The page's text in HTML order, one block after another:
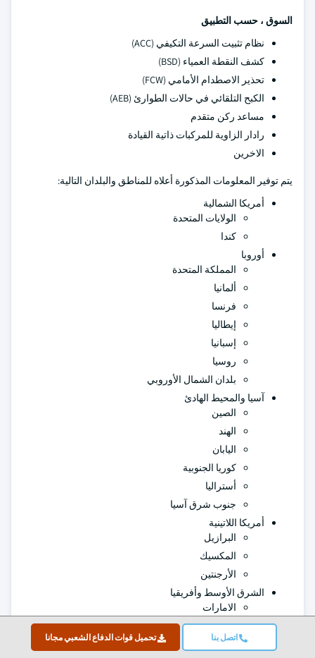
اتصل بنا تحميل قوات الدفاع الشعبي مجانا
السوق ، حسب التطبيق
نظام تثبيت السرعة التكيفي (ACC)
كشف النقطة العمياء (BSD)
تحذير الاصطدام الأمامي (FCW)
الكبح التلقائي في حالات الطوارئ (AEB)
مساعد ركن متقدم
رادار الزاوية للمركبات ذاتية القيادة
الاخرين
يتم توفير المعلومات المذكورة أعلاه للمناطق والبلدان التالية:
أمريكا الشمالية
الولايات المتحدة
كندا
أوروبا
المملكة المتحدة
ألمانيا
فرنسا
إيطاليا
إسبانيا
روسيا
بلدان الشمال الأوروبي
آسيا والمحيط الهادئ
الصين
الهند
اليابان
كوريا الجنوبية
أستراليا
جنوب شرق آسيا
أمريكا اللاتينية
البرازيل
المكسيك
الأرجنتين
الشرق الأوسط وأفريقيا
الامارات
المملكة العربية السعودية
جنوب أفريقيا